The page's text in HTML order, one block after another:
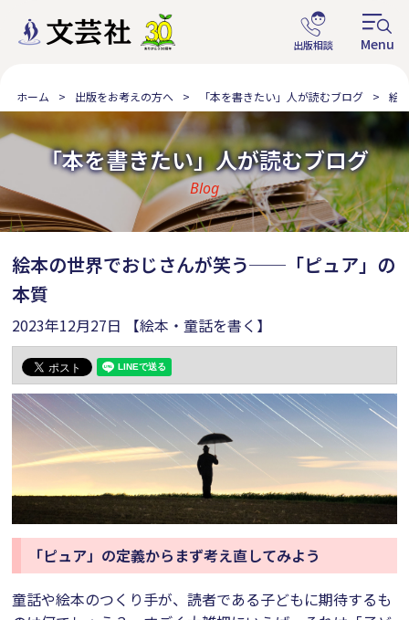
ホーム 出版をお考えの方へ 「本を書きたい」人が読むブログ 絵
「本を書きたい」人が読むブログ
Blog
絵本の世界でおじさんが笑う──「ピュア」の
本質
2023年12月27日 【絵本・童話を書く】
「ピュア」の定義からまず考え直してみよう
童話や絵本のつくり手が、読者である子どもに期待するも